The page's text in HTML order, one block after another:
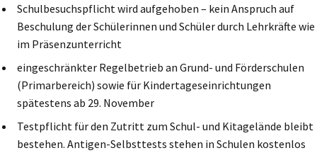
Schulbesuchspflicht wird aufgehoben – kein Anspruch auf
Beschulung der Schülerinnen und Schüler durch Lehrkräfte wie
im Präsenzunterricht
eingeschränkter Regelbetrieb an Grund- und Förderschulen
(Primarbereich) sowie für Kindertageseinrichtungen
spätestens ab 29. November
Testpflicht für den Zutritt zum Schul- und Kitagelände bleibt
bestehen. Antigen-Selbsttests stehen in Schulen kostenlos